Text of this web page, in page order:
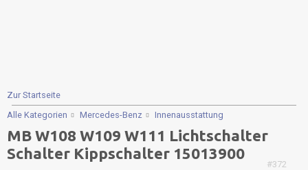
Zur Startseite
Alle Kategorien
Mercedes-Benz Innenausstattung
MB W108 W109 W111 Lichtschalter
Schalter Kippschalter 15013900
#372